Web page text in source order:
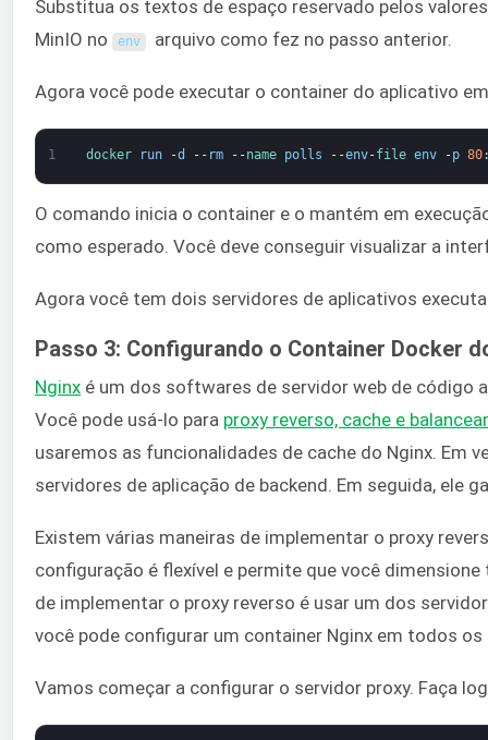
Substitua os textos de espaço reservado pelos
MinIO no
env arquivo como fez no passo anterior.
Agora você pode executar o container do aplicativo
1 docker run -d -- rm --name polls --env-file env -p 80
O comando inicia o container e o mantém em
como esperado. Você deve conseguir visualizar a
Agora você tem dois servidores de aplicativos
Passo 3: Configurando o Container Docker
Nginx é um dos softwares de servidor web de código
Você pode usá-lo para proxy reverso, cache e
usaremos as funcionalidades de cache do Nginx. Em
servidores de aplicação de backend. Em seguida,
Existem várias maneiras de implementar o proxy
configuração é flexível e permite que você
de implementar o proxy reverso é usar um dos
você pode configurar um container Nginx em todos
Vamos começar a configurar o servidor proxy. Faça